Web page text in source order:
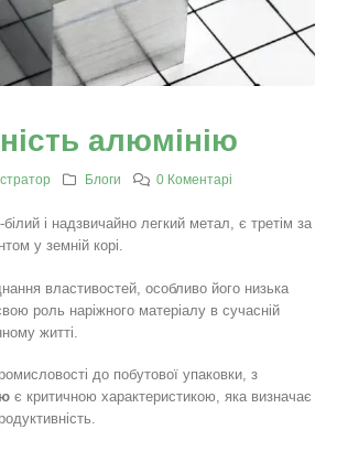
алюмінію
Блоги 0 Коментарі
і надзвичайно легкий метал, є третім за
у земній корі.
властивостей, особливо його низька
роль наріжного матеріалу в сучасній
житті.
до побутової упаковки, з
є критичною характеристикою, яка визначає